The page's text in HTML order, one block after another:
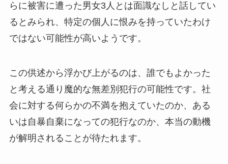
らに被害に遭った男女3人とは面識なしと話してい
るとみられ、特定の個人に恨みを持っていたわけ
ではない可能性が高いようです。
この供述から浮かび上がるのは、誰でもよかった
と考える通り魔的な無差別犯行の可能性です。社
会に対する何らかの不満を抱えていたのか、ある
いは自暴自棄になっての犯行なのか、本当の動機
が解明されることが待たれます。